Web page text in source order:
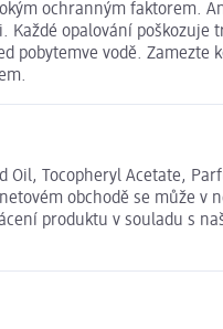
ochranným faktorem.
opalování poškozuje
pobytemve vodě. Zamezte
Tocopheryl Acetate,
obchodě se může v
produktu v souladu s